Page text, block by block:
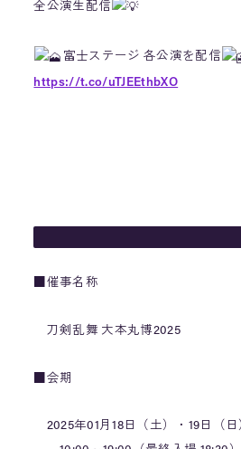
全公演生配信
富士ステージ 各公演を配信
https://t.co/uTJEEthbXO
※各ステージで配信内容が異なり
— 「刀剣乱舞 大本丸博 2025」
■催事名称
刀剣乱舞 大本丸博2025
■会期
2025年01月18日（土）・19日（日